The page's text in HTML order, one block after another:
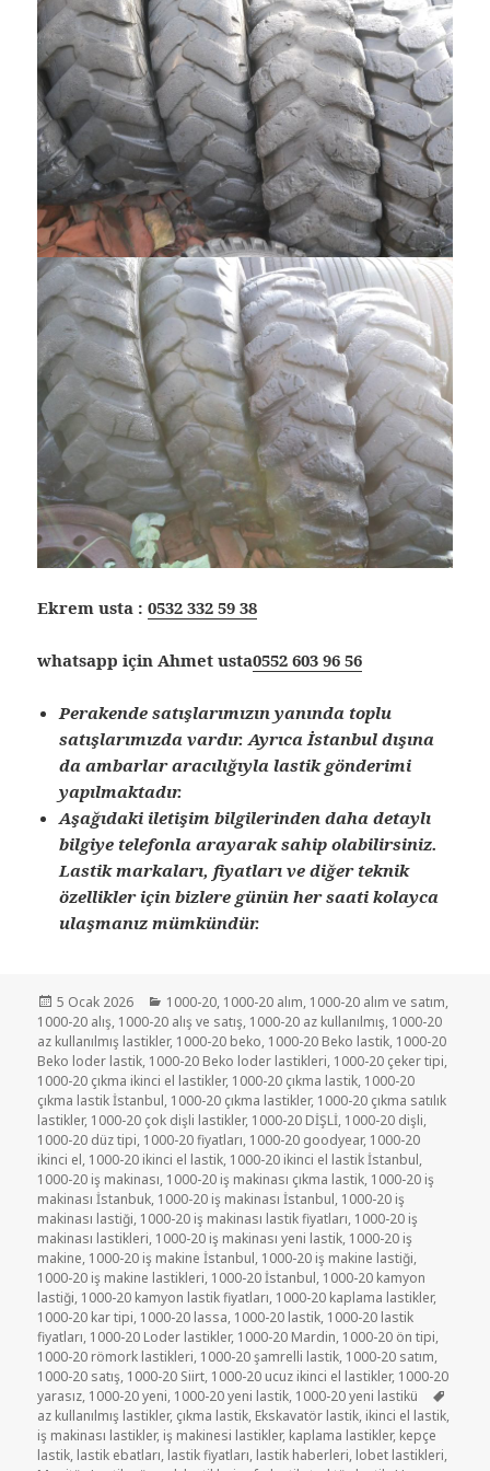
Ekrem usta :0532 332 59 38
whatsapp için Ahmet usta0552 603 96 56
Perakende satışlarımızın yanında toplu
satışlarımızda vardır. Ayrıca İstanbul dışına
da ambarlar aracılığıyla lastik gönderimi
yapılmaktadır.
Aşağıdaki iletişim bilgilerinden daha detaylı
bilgiye telefonla arayarak sahip olabilirsiniz.
Lastik markaları, fiyatları ve diğer teknik
özellikler için bizlere günün her saati kolayca
ulaşmanız mümkündür.
Yayın
tarihi
5 Ocak 2026 Kategoriler
1000-20, 1000-20 alım, 1000-20 alım ve satım,
1000-20 alış, 1000-20 alış ve satış, 1000-20 az kullanılmış, 1000-20
az kullanılmış lastikler, 1000-20 beko, 1000-20 Beko lastik, 1000-20
Beko loder lastik, 1000-20 Beko loder lastikleri, 1000-20 çeker tipi,
1000-20 çıkma ikinci el lastikler, 1000-20 çıkma lastik, 1000-20
çıkma lastik İstanbul, 1000-20 çıkma lastikler, 1000-20 çıkma satılık
lastikler, 1000-20 çok dişli lastikler, 1000-20 DİŞLİ, 1000-20 dişli,
1000-20 düz tipi, 1000-20 fiyatları, 1000-20 goodyear, 1000-20
ikinci el, 1000-20 ikinci el lastik, 1000-20 ikinci el lastik İstanbul,
1000-20 iş makinası, 1000-20 iş makinası çıkma lastik, 1000-20 iş
makinası İstanbuk, 1000-20 iş makinası İstanbul, 1000-20 iş
makinası lastiği, 1000-20 iş makinası lastik fiyatları, 1000-20 iş
makinası lastikleri, 1000-20 iş makinası yeni lastik, 1000-20 iş
makine, 1000-20 iş makine İstanbul, 1000-20 iş makine lastiği,
1000-20 iş makine lastikleri, 1000-20 İstanbul, 1000-20 kamyon
lastiği, 1000-20 kamyon lastik fiyatları, 1000-20 kaplama lastikler,
1000-20 kar tipi, 1000-20 lassa, 1000-20 lastik, 1000-20 lastik
fiyatları, 1000-20 Loder lastikler, 1000-20 Mardin, 1000-20 ön tipi,
1000-20 römork lastikleri, 1000-20 şamrelli lastik, 1000-20 satım,
1000-20 satış, 1000-20 Siirt, 1000-20 ucuz ikinci el lastikler, 1000-20
yarasız, 1000-20 yeni, 1000-20 yeni lastik, 1000-20 yeni lastikü
az kullanılmış lastikler, çıkma lastik, Ekskavatör lastik, ikinci el lastik,
iş makinası lastikler, iş makinesi lastikler, kaplama lastikler, kepçe
lastik, lastik ebatları, lastik fiyatları, lastik haberleri, lobet lastikleri,